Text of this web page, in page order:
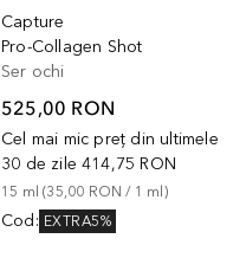
Capture
Pro-Collagen Shot
Ser ochi
525,00 RON
Cel mai mic preț din ultimele
30 de zile 414,75 RON
15 ml (35,00 RON / 1 ml )
Cod : EXTRA5%